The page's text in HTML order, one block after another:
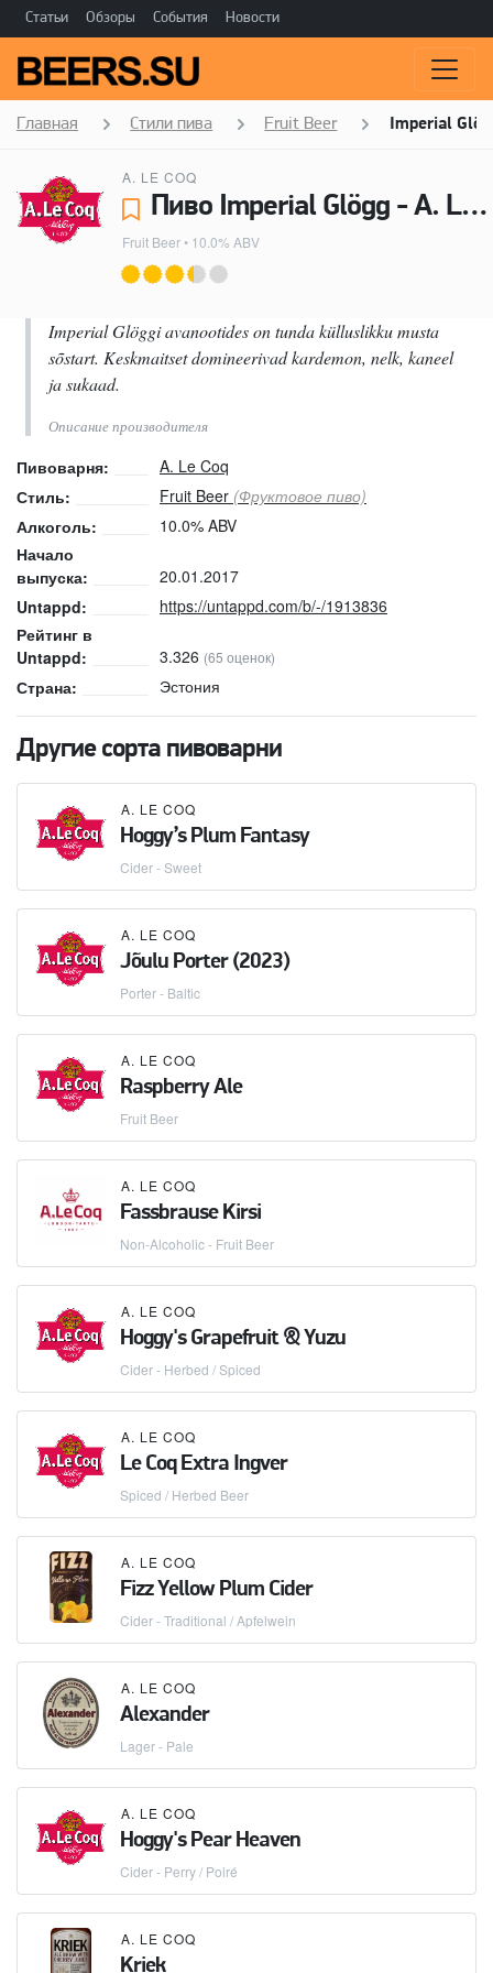
Статьи Обзоры События Новости
Главная Стили пива Fruit Beer Imperial
A. LE COQ
Пиво Imperial Glögg - A. Le Coq
Fruit Beer• 10.0% ABV
Imperial Glöggi avanootides on tunda külluslikku musta
sõstart. Keskmaitset domineerivad kardemon, nelk, kaneel
ja sukaad.
Описание производителя
Пивоварня:
A. Le Coq
Стиль:
Fruit Beer (Фруктовое пиво)
Алкоголь:
10.0% ABV
Начало
выпуска:
20.01.2017
Untappd:
https://untappd.com/b/-/1913836
Рейтинг в
Untappd:
3.326 (65 оценок)
Страна: Эстония
Другие сорта пивоварни
A. LE COQ
Hoggy’s Plum Fantasy
Cider - Sweet
A. LE COQ
Jõulu Porter (2023)
Porter - Baltic
A. LE COQ
Raspberry Ale
Fruit Beer
A. LE COQ
Fassbrause Kirsi
Non-Alcoholic - Fruit Beer
A. LE COQ
Hoggy's Grapefruit & Yuzu
Cider - Herbed / Spiced
A. LE COQ
Le Coq Extra Ingver
Spiced / Herbed Beer
A. LE COQ
Fizz Yellow Plum Cider
Cider - Traditional / Apfelwein
A. LE COQ
Alexander
Lager - Pale
A. LE COQ
Hoggy's Pear Heaven
Cider - Perry / Poiré
A. LE COQ
Kriek